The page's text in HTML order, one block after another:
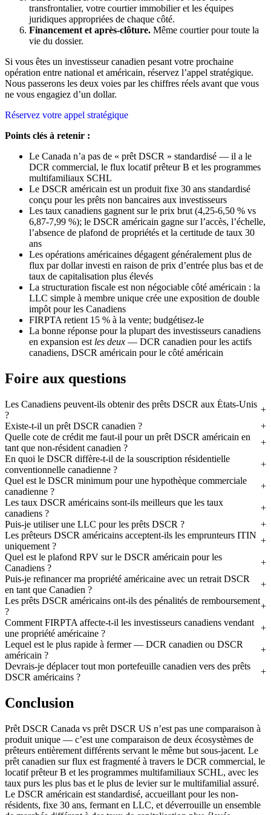
transfrontalier, votre courtier immobilier et les équipes
juridiques appropriées de chaque côté.
Financement et après-clôture. Même courtier pour toute la
vie du dossier.
Si vous êtes un investisseur canadien pesant votre prochaine
opération entre national et américain, réservez l’appel stratégique.
Nous passerons les deux voies par les chiffres réels avant que vous
ne vous engagiez d’un dollar.
Réservez votre appel stratégique
Points clés à retenir :
Le Canada n’a pas de « prêt DSCR » standardisé — il a le
DCR commercial, le flux locatif prêteur B et les programmes
multifamiliaux SCHL
Le DSCR américain est un produit fixe 30 ans standardisé
conçu pour les prêts non bancaires aux investisseurs
Les taux canadiens gagnent sur le prix brut (4,25-6,50 % vs
6,87-7,99 %); le DSCR américain gagne sur l’accès, l’échelle,
l’absence de plafond de propriétés et la certitude de taux 30
ans
Les opérations américaines dégagent généralement plus de
flux par dollar investi en raison de prix d’entrée plus bas et de
taux de capitalisation plus élevés
La structuration fiscale est non négociable côté américain : la
LLC simple à membre unique crée une exposition de double
impôt pour les Canadiens
FIRPTA retient 15 % à la vente; budgétisez-le
La bonne réponse pour la plupart des investisseurs canadiens
en expansion est les deux — DCR canadien pour les actifs
canadiens, DSCR américain pour le côté américain
Foire aux questions
Les Canadiens peuvent-ils obtenir des prêts DSCR aux États-Unis
?
Existe-t-il un prêt DSCR canadien ?
Quelle cote de crédit me faut-il pour un prêt DSCR américain en
tant que non-résident canadien ?
En quoi le DSCR diffère-t-il de la souscription résidentielle
conventionnelle canadienne ?
Quel est le DSCR minimum pour une hypothèque commerciale
canadienne ?
Les taux DSCR américains sont-ils meilleurs que les taux
canadiens ?
Puis-je utiliser une LLC pour les prêts DSCR ?
Les prêteurs DSCR américains acceptent-ils les emprunteurs ITIN
uniquement ?
Quel est le plafond RPV sur le DSCR américain pour les
Canadiens ?
Puis-je refinancer ma propriété américaine avec un retrait DSCR
en tant que Canadien ?
Les prêts DSCR américains ont-ils des pénalités de remboursement
?
Comment FIRPTA affecte-t-il les investisseurs canadiens vendant
une propriété américaine ?
Lequel est le plus rapide à fermer — DCR canadien ou DSCR
américain ?
Devrais-je déplacer tout mon portefeuille canadien vers des prêts
DSCR américains ?
Conclusion
Prêt DSCR Canada vs prêt DSCR US n’est pas une comparaison à
produit unique — c’est une comparaison de deux écosystèmes de
prêteurs entièrement différents servant le même but sous-jacent. Le
prêt canadien sur flux est fragmenté à travers le DCR commercial, le
locatif prêteur B et les programmes multifamiliaux SCHL, avec les
taux purs les plus bas et le plus de levier sur le multifamilial assuré.
Le DSCR américain est standardisé, accueillant pour les non-
résidents, fixe 30 ans, fermant en LLC, et déverrouille un ensemble